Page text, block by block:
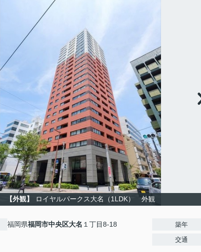
【外観】 ロイヤルパークス大名（1LDK） 外観
福岡県福岡市中央区大名 １丁目8-18 築年
交通